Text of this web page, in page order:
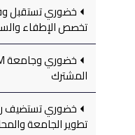
خضوري تستقبل
تخصص الإطفاء
المشترك
خضوري تستضيف
تطوير الجامعة